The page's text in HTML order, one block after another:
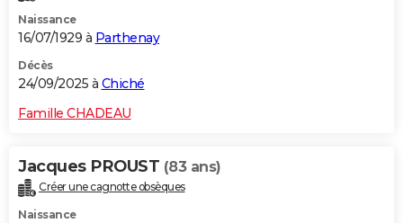
Naissance
16/07/1929 à Parthenay
Décès
24/09/2025 à Chiché
Famille CHADEAU
Jacques PROUST (83 ans)
Créer une cagnotte obsèques
Naissance